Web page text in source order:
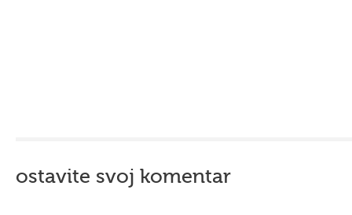
ostavite svoj komentar